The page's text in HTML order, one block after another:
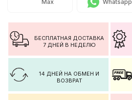
Max Whatsapp
БЕСПЛАТНАЯ ДОСТАВКА
7 ДНЕЙ В НЕДЕЛЮ
14 ДНЕЙ НА ОБМЕН И
ВОЗВРАТ